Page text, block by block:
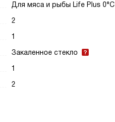
Для мяса и рыбы Life Plus 0°C
2
1
Закаленное стекло
1
2